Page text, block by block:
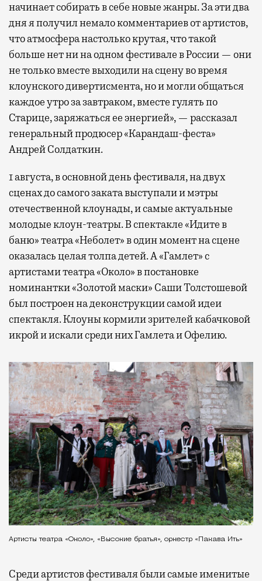
начинает собирать в себе новые жанры. За эти два
дня я получил немало комментариев от артистов,
что атмосфера настолько крутая, что такой
больше нет ни на одном фестивале в России — они
не только вместе выходили на сцену во время
клоунского дивертисмента, но и могли общаться
каждое утро за завтраком, вместе гулять по
Старице, заряжаться ее энергией», — рассказал
генеральный продюсер «Карандаш-феста»
Андрей Солдаткин.
1 августа, в основной день фестиваля, на двух
сценах до самого заката выступали и мэтры
отечественной клоунады, и самые актуальные
молодые клоун-театры. В спектакле «Идите в
баню» театра «Неболет» в один момент на сцене
оказалась целая толпа детей. А «Гамлет» с
артистами театра «Около» в постановке
номинантки «Золотой маски» Саши Толстошевой
был построен на деконструкции самой идеи
спектакля. Клоуны кормили зрителей кабачковой
икрой и искали среди них Гамлета и Офелию.
Артисты театра «Около», «Высокие братья», оркестр «Пакава Ить»
Среди артистов фестиваля были самые именитые